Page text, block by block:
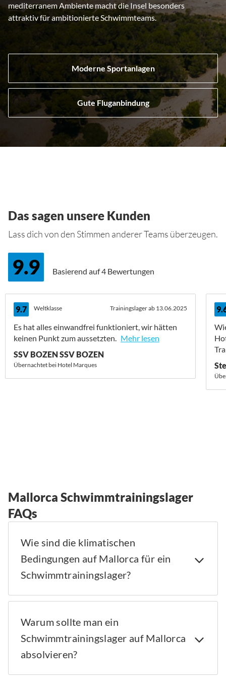
mediterranem Ambiente macht die Insel besonders
attraktiv für ambitionierte Schwimmteams.
Moderne Sportanlagen
Gute Fluganbindung
Das sagen unsere Kunden
Lass dich von den Stimmen anderer Teams überzeugen.
9.9 Basierend auf4 Bewertungen
9.7 Weltklasse Trainingslager ab 13.06.2025
Es hat alles einwandfrei funktioniert, wir hätten
keinen Punkt zum aussetzten. Mehr lesen
SSV BOZEN SSV BOZEN
Übernachtet bei Hotel Marques
Mallorca Schwimmtrainingslager
FAQs
Wie sind die klimatischen
Bedingungen auf Mallorca für ein
Schwimmtrainingslager?
Warum sollte man ein
Schwimmtrainingslager auf Mallorca
absolvieren?